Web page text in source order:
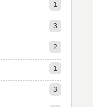
1
3
2
1
3